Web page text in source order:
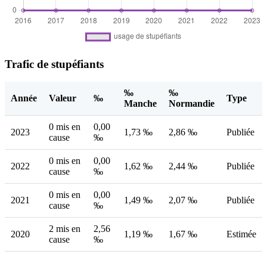
Trafic de stupéfiants
Année Valeur ‰
‰
Manche
‰
Normandie
Type
2023
0 mis en
cause
0,00
‰
1,73 ‰ 2,86 ‰ Publiée
2022
0 mis en
cause
0,00
‰
1,62 ‰ 2,44 ‰ Publiée
2021
0 mis en
cause
0,00
‰
1,49 ‰ 2,07 ‰ Publiée
2020
2 mis en
cause
2,56
‰
1,19 ‰ 1,67 ‰ Estimée